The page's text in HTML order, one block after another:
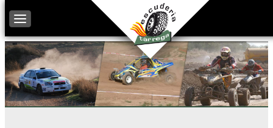
Toggle navigation